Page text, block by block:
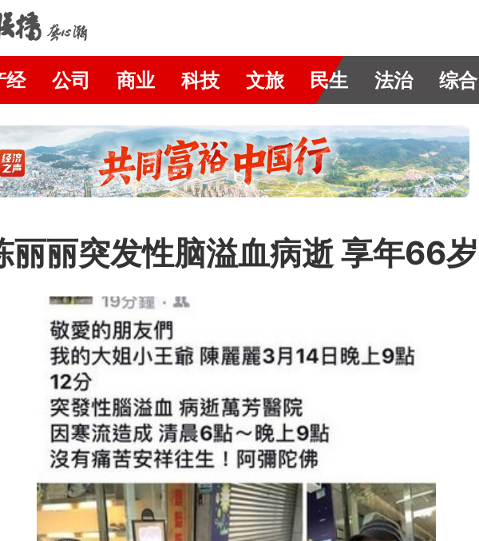
经 公司 商业 科技 文旅 民生 法治 综合
丽丽突发性脑溢血病逝 享年66岁